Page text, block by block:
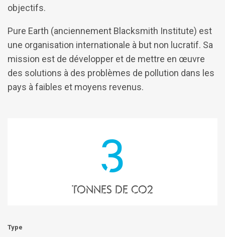
objectifs.
Pure Earth (anciennement Blacksmith Institute) est
une organisation internationale à but non lucratif. Sa
mission est de développer et de mettre en œuvre
des solutions à des problèmes de pollution dans les
pays à faibles et moyens revenus.
3
tonnes de Co2
Type